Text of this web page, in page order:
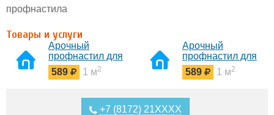
профнастила
Товары и услуги
Арочный
профнастил для
укрытий
конвейеров
589 1 м2
Арочный
профнастил для
навесов и ангаров
589 1 м2
+7 (8172) 21XXXX